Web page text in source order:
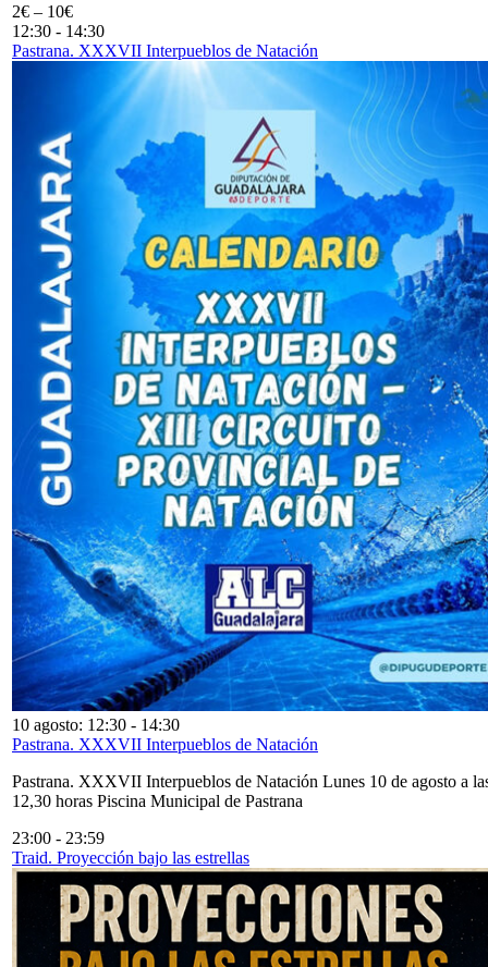
2€ – 10€
12:30 - 14:30
Pastrana. XXXVII Interpueblos de Natación
10 agosto: 12:30 - 14:30
Pastrana. XXXVII Interpueblos de Natación
Pastrana. XXXVII Interpueblos de Natación Lunes 10 de agosto a
12,30 horas Piscina Municipal de Pastrana
23:00 - 23:59
Traid. Proyección bajo las estrellas